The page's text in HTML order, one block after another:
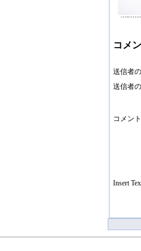
コメ
送信者
送信者
コメント
Insert